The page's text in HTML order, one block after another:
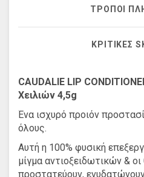
ΤΡΌΠΟΙ
ΚΡΙΤΙΚΈΣ
CAUDALIE LIP
Χειλιών 4,5g
Ένα ισχυρό προιόν
όλους.
Αυτή η 100% φυσική
μίγμα αντιοξειδωτικών &
προστατεύουν,